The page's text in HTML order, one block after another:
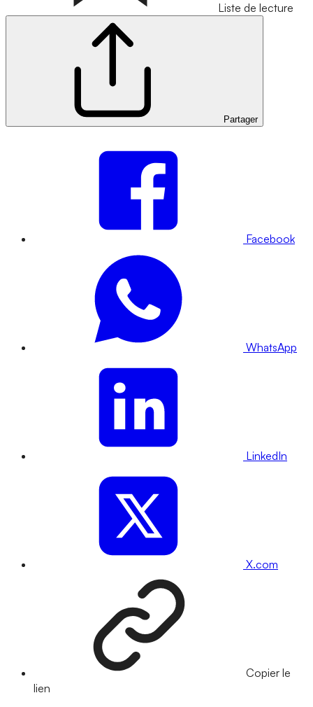
Liste de lecture
Partager
Facebook
WhatsApp
LinkedIn
X.com
Copier le
lien